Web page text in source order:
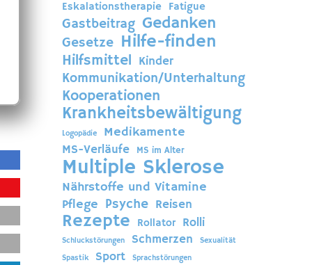
Eskalationstherapie Fatigue
Gastbeitrag Gedanken
Gesetze Hilfe-finden
Hilfsmittel Kinder
Kommunikation/Unterhaltung
Kooperationen
Krankheitsbewältigung
Logopädie Medikamente
MS-Verläufe MS im Alter
Multiple Sklerose
Nährstoffe und Vitamine
Pflege Psyche Reisen
Rezepte Rollator Rolli
Schluckstörungen Schmerzen
Sexualität
Spastik
Sport Sprachstörungen